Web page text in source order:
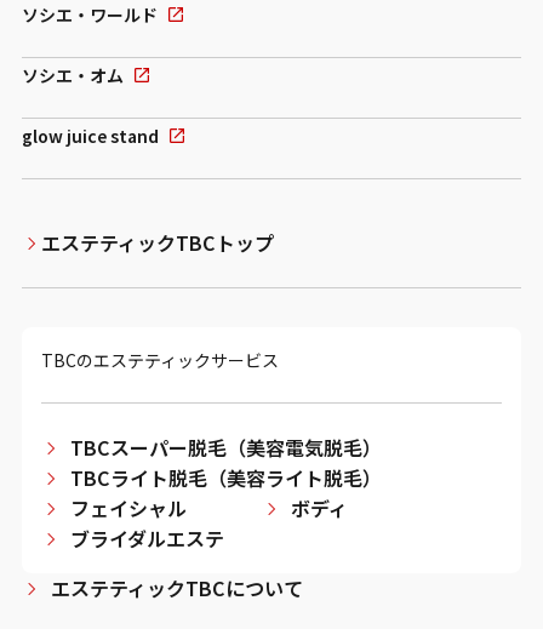
ソシエ・ワールド
ソシエ・オム
glow juice stand
エステティックTBCトップ
TBCのエステティックサービス
TBCスーパー脱毛（美容電気脱毛）
TBCライト脱毛（美容ライト脱毛）
フェイシャル
ボディ
ブライダルエステ
エステティックTBCについて